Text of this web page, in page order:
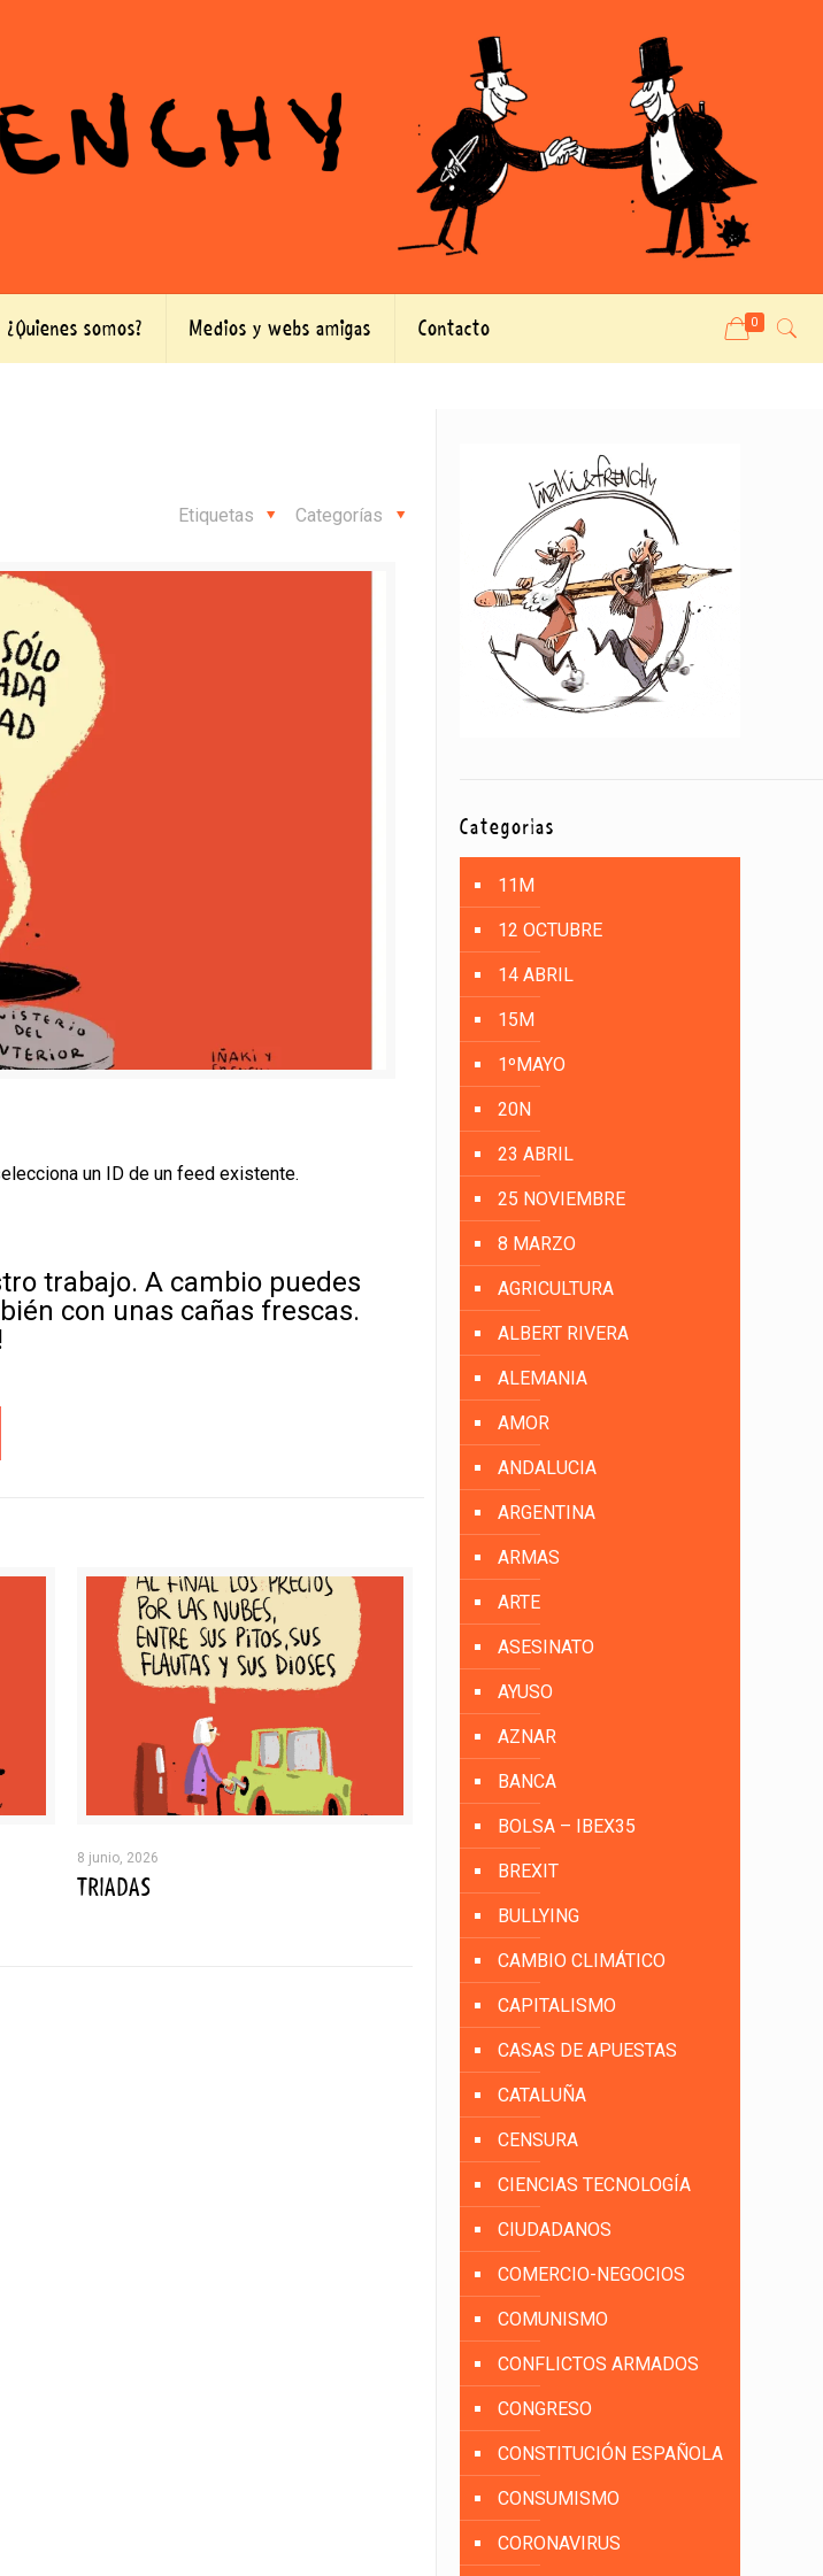
¿Quienes somos? Medios y webs amigas Contacto 0
Categorías
Etiquetas
un ID de un feed existente.
trabajo. A cambio puedes
con unas cañas frescas.
8 junio, 2026
TRIADAS
Categorías
11M
12 OCTUBRE
14 ABRIL
15M
1ºMAYO
20N
23 ABRIL
25 NOVIEMBRE
8 MARZO
AGRICULTURA
ALBERT RIVERA
ALEMANIA
AMOR
ANDALUCIA
ARGENTINA
ARMAS
ARTE
ASESINATO
AYUSO
AZNAR
BANCA
BOLSA – IBEX35
BREXIT
BULLYING
CAMBIO CLIMÁTICO
CAPITALISMO
CASAS DE APUESTAS
CATALUÑA
CENSURA
CIENCIAS TECNOLOGÍA
CIUDADANOS
COMERCIO-NEGOCIOS
COMUNISMO
CONFLICTOS ARMADOS
CONGRESO
CONSTITUCIÓN ESPAÑOLA
CONSUMISMO
CORONAVIRUS